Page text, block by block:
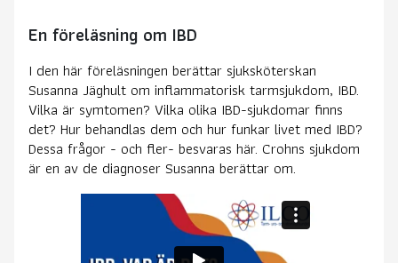
En föreläsning om IBD
I den här föreläsningen berättar sjuksköterskan
Susanna Jäghult om inflammatorisk tarmsjukdom, IBD.
Vilka är symtomen? Vilka olika IBD-sjukdomar finns
det? Hur behandlas dem och hur funkar livet med IBD?
Dessa frågor - och fler- besvaras här. Crohns sjukdom
är en av de diagnoser Susanna berättar om.